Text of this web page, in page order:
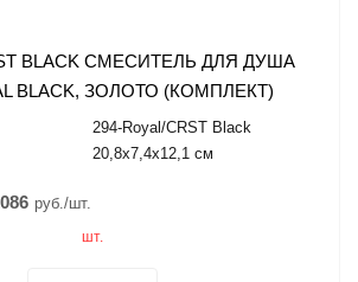
BLACK СМЕСИТЕЛЬ ДЛЯ ДУША
BLACK, ЗОЛОТО (КОМПЛЕКТ)
294-Royal/CRST Black
20,8x7,4x12,1 см
руб./шт.
шт.